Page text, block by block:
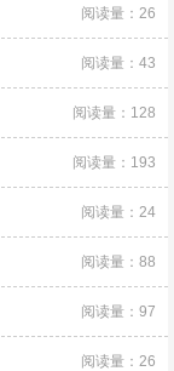
阅读量：26
阅读量：43
阅读量：128
阅读量：193
阅读量：24
阅读量：88
阅读量：97
阅读量：26